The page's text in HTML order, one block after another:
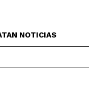
NOTICIAS